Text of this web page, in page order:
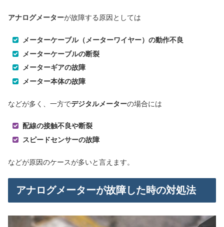
アナログメーターが故障する原因としては
メーターケーブル（メーターワイヤー）の動作不良
メーターケーブルの断裂
メーターギアの故障
メーター本体の故障
などが多く、一方でデジタルメーターの場合には
配線の接触不良や断裂
スピードセンサーの故障
などが原因のケースが多いと言えます。
アナログメーターが故障した時の対処法